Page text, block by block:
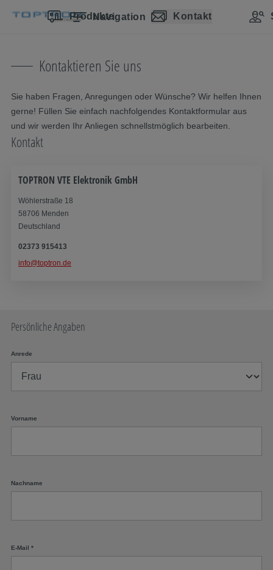
Navigation überspringen
Zum Hauptcontent
Zur Hauptnavigation springen
Inhaltsverzeichnis Navigation
Produkte Kontakt
Kontaktieren Sie uns
Sie haben Fragen, Anregungen oder Wünsche? Wir helfen Ihnen
gerne! Füllen Sie einfach nachfolgendes Kontaktformular aus
und wir werden Ihr Anliegen schnellstmöglich bearbeiten.
Kontakt
TOPTRON VTE Elektronik GmbH
Wöhlerstraße 18
58706 Menden
Deutschland
02373 915413
info@toptron.de
Persönliche Angaben
Anrede
Vorname
Nachname
E-Mail *